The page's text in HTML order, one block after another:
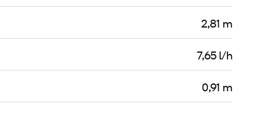
2,81 m
7,65 l/h
0,91 m